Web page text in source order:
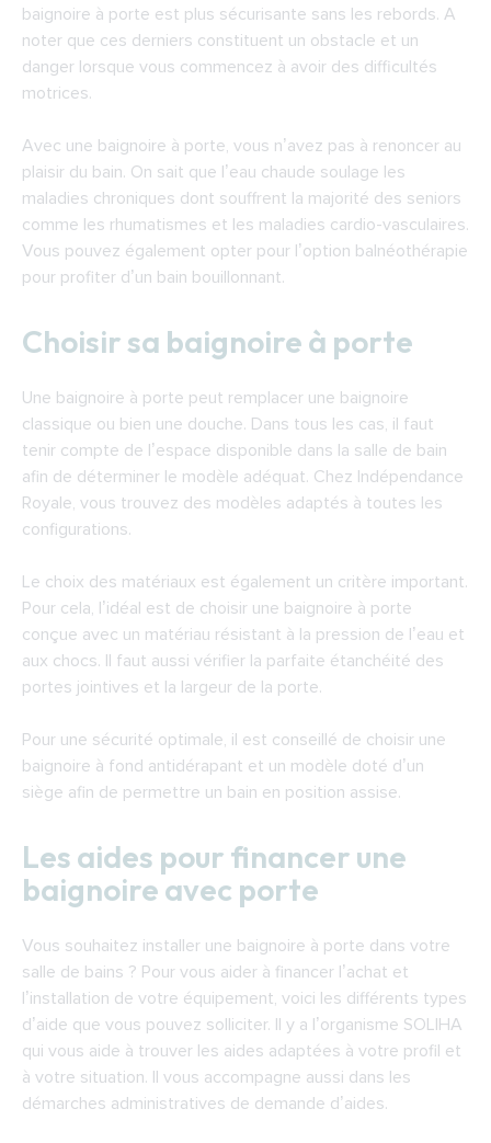
baignoire à porte est plus sécurisante sans les rebords. A
noter que ces derniers constituent un obstacle et un
danger lorsque vous commencez à avoir des difficultés
motrices.
Avec une baignoire à porte, vous n’avez pas à renoncer au
plaisir du bain. On sait que l’eau chaude soulage les
maladies chroniques dont souffrent la majorité des seniors
comme les rhumatismes et les maladies cardio-vasculaires.
Vous pouvez également opter pour l’option balnéothérapie
pour profiter d’un bain bouillonnant.
Choisir sa baignoire à porte
Une baignoire à porte peut remplacer une baignoire
classique ou bien une douche. Dans tous les cas, il faut
tenir compte de l’espace disponible dans la salle de bain
afin de déterminer le modèle adéquat. Chez Indépendance
Royale, vous trouvez des modèles adaptés à toutes les
configurations.
Le choix des matériaux est également un critère important.
Pour cela, l’idéal est de choisir une baignoire à porte
conçue avec un matériau résistant à la pression de l’eau et
aux chocs. Il faut aussi vérifier la parfaite étanchéité des
portes jointives et la largeur de la porte.
Pour une sécurité optimale, il est conseillé de choisir une
baignoire à fond antidérapant et un modèle doté d’un
siège afin de permettre un bain en position assise.
Les aides pour financer une
baignoire avec porte
Vous souhaitez installer une baignoire à porte dans votre
salle de bains ? Pour vous aider à financer l’achat et
l’installation de votre équipement, voici les différents types
d’aide que vous pouvez solliciter. Il y a l’organisme SOLIHA
qui vous aide à trouver les aides adaptées à votre profil et
à votre situation. Il vous accompagne aussi dans les
démarches administratives de demande d’aides.